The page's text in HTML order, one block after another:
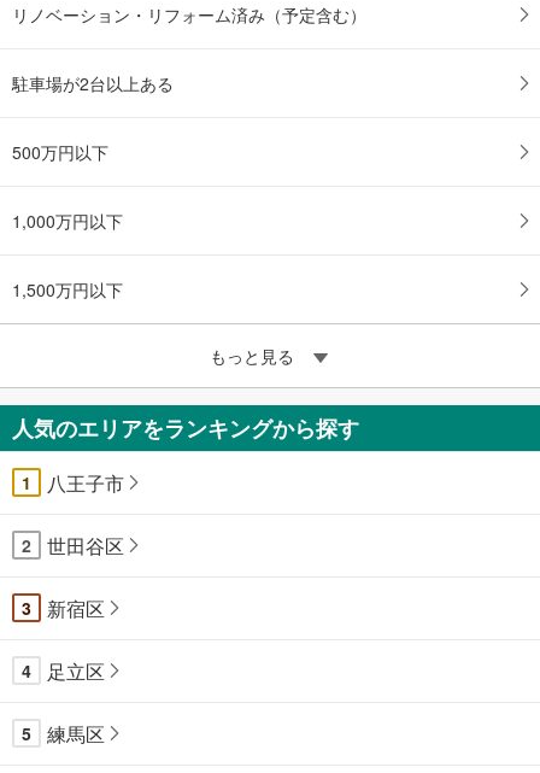
リノベーション・リフォーム済み（予定含む）
駐車場が2台以上ある
500万円以下
1,000万円以下
1,500万円以下
もっと見る
人気のエリアをランキングから探す
1 八王子市
2 世田谷区
3 新宿区
4 足立区
5 練馬区